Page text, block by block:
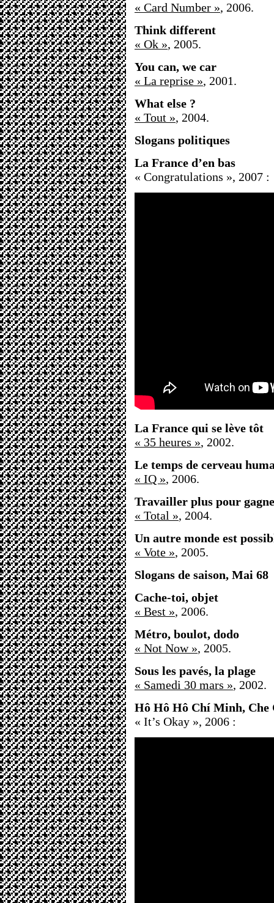
« Card Number », 2006.
Think different
« Ok », 2005.
You can, we car
« La reprise », 2001.
What else ?
« Tout », 2004.
Slogans politiques
La France d’en bas
« Congratulations », 2007 :
La France qui se lève tôt
« 35 heures », 2002.
Le temps de cerveau
« IQ », 2006.
Travailler plus pour
« Total », 2004.
Un autre monde est
« Vote », 2005.
Slogans de saison, Mai 68
Cache-toi, objet
« Best », 2006.
Métro, boulot, dodo
« Not Now », 2005.
Sous les pavés, la plage
« Samedi 30 mars », 2002.
Hô Hô Hô Chí Minh, Che
« It’s Okay », 2006 :